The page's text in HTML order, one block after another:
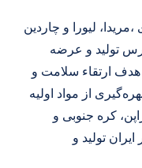
لیورا و چاردین
تولید و عرضه
این شرکت از سال ۱۳۹۱ با هدف ارتقاء سلامت و
از مواد اولیه
کره جنوبی و
تولید و